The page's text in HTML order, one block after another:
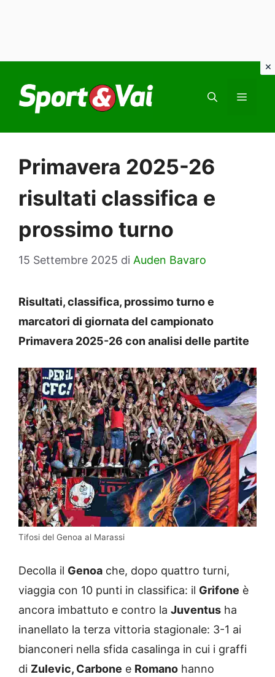
contenuto
Primavera 2025-26
risultati classifica e
prossimo turno
15 Settembre 2025 di Auden Bavaro
Risultati, classifica, prossimo turno e
marcatori di giornata del campionato
Primavera 2025-26 con analisi delle partite
Tifosi del Genoa al Marassi
Decolla il Genoa che, dopo quattro turni,
viaggia con 10 punti in classifica: il Grifone è
ancora imbattuto e contro la Juventus ha
inanellato la terza vittoria stagionale: 3-1 ai
bianconeri nella sfida casalinga in cui i graffi
di Zulevic, Carbone e Romano hanno